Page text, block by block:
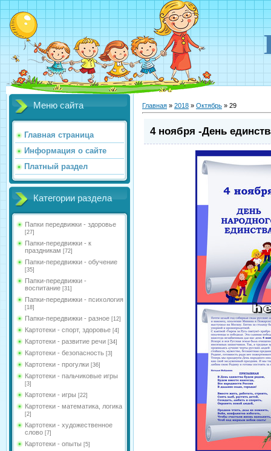
Меню сайта
Главная страница
Информация о сайте
Платный раздел
Категории раздела
Папки передвижки - здоровье
[27]
Папки-передвижки - к
праздникам [72]
Папки-передвижки - обучение
[35]
Папки-передвижки -
воспитание [31]
Папки-передвижки - психология
[18]
Папки-передвижки - разное [12]
Картотеки - спорт, здоровье [4]
Картотеки - развитие речи [34]
Картотеки - безопасность [3]
Картотеки - прогулки [36]
Картотеки - пальчиковые игры
[3]
Картотеки - игры [22]
Картотеки - математика, логика
[2]
Картотеки - художественное
слово [7]
Картотеки - опыты [5]
Главная » 2018 » Октябрь » 29
4 ноября -День